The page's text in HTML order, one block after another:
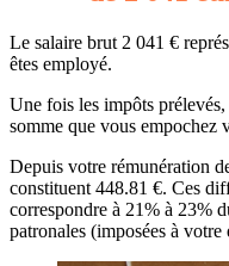
Le salaire brut 2 041 €
êtes employé.
Une fois les impôts
somme que vous empochez
Depuis votre rémunération
constituent 448.81 €. Ces
correspondre à 21% à 23%
patronales (imposées à